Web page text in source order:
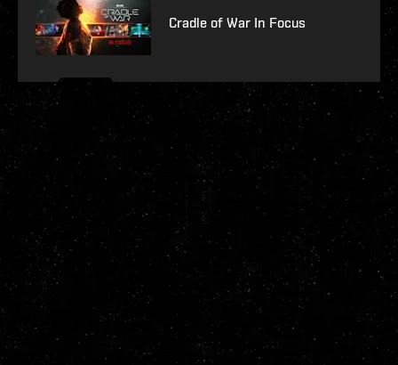
Cradle of War In Focus